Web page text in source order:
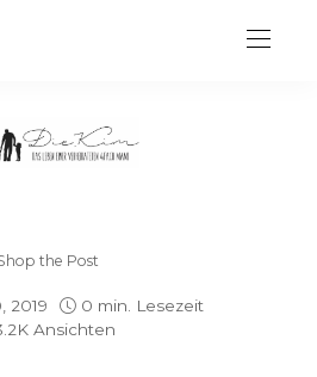
the Post
2019
0 min. Lesezeit
Ansichten